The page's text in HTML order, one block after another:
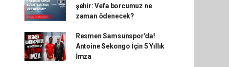
şehir: Vefa borcumuz ne
zaman ödenecek?
Resmen Samsunspor'da!
Antoine Sekongo İçin 5 Yıllık
İmza